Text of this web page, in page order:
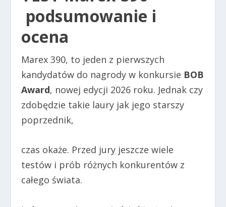
podsumowanie i
ocena
Marex 390, to jeden z pierwszych
kandydatów do nagrody w konkursie BOB
Award, nowej edycji 2026 roku. Jednak czy
zdobędzie takie laury jak jego starszy
poprzednik,
czas okaże. Przed jury jeszcze wiele
testów i prób różnych konkurentów z
całego świata.